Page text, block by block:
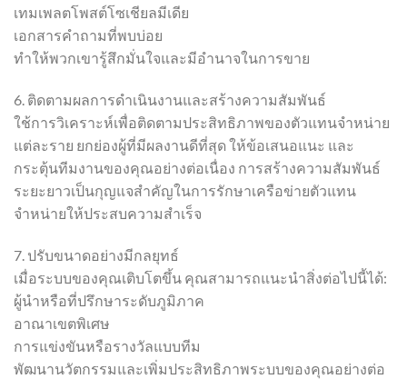
เทมเพลตโพสต์โซเชียลมีเดีย
เอกสารคำถามที่พบบ่อย
ทำให้พวกเขารู้สึกมั่นใจและมีอำนาจในการขาย
6. ติดตามผลการดำเนินงานและสร้างความสัมพันธ์
ใช้การวิเคราะห์เพื่อติดตามประสิทธิภาพของตัวแทนจำหน่าย
แต่ละราย ยกย่องผู้ที่มีผลงานดีที่สุด ให้ข้อเสนอแนะ และ
กระตุ้นทีมงานของคุณอย่างต่อเนื่อง การสร้างความสัมพันธ์
ระยะยาวเป็นกุญแจสำคัญในการรักษาเครือข่ายตัวแทน
จำหน่ายให้ประสบความสำเร็จ
7. ปรับขนาดอย่างมีกลยุทธ์
เมื่อระบบของคุณเติบโตขึ้น คุณสามารถแนะนำสิ่งต่อไปนี้ได้:
ผู้นำหรือที่ปรึกษาระดับภูมิภาค
อาณาเขตพิเศษ
การแข่งขันหรือรางวัลแบบทีม
พัฒนานวัตกรรมและเพิ่มประสิทธิภาพระบบของคุณอย่างต่อ